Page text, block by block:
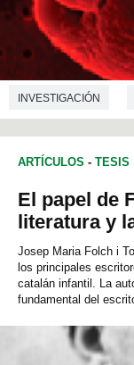
INVESTIGACIÓN
ARTÍCULOS - TESIS
El papel de
literatura y
Josep Maria Folch i
los principales
catalán infantil. La
fundamental del